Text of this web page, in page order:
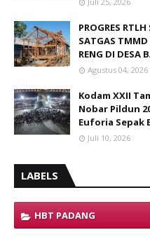
PROGRES
SATGAS TMMD
RENG DI DESA
Agustus 04, 2026
Kodam XXII
Nobar Pildun
Euforia Sepak
Juli 10, 2026
LABELS
HBT PADANG